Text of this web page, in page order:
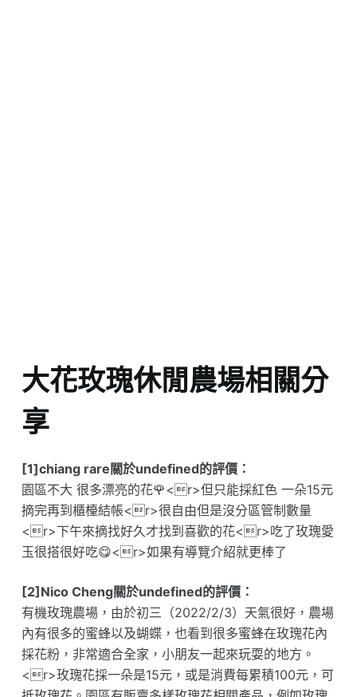
大花玫瑰休閒農場相關分
享
[1]chiang rare關於undefined的評價：
園區不大 很多漂亮的花🌹<r>但只能採紅色 一朵15元
摘完再到櫃檯結帳<r>很自由但是沒分區管制數量
<r>下午來摘找好久才找到喜歡的花<r>吃了玫瑰愛
玉很搭很好吃😋<r>如果有導覽介紹就更棒了
[2]Nico Cheng關於undefined的評價：
有機玫瑰農場，由於初三（2022/2/3）天氣很好，農場
內有很多的蜜蜂以及蝴蝶，也看到很多蜜蜂在玫瑰花內
採花粉，非常適合全家，小朋友一起來玩耍的地方。
<r>玫瑰花採一朵是15元，或是消費每累積100元，可